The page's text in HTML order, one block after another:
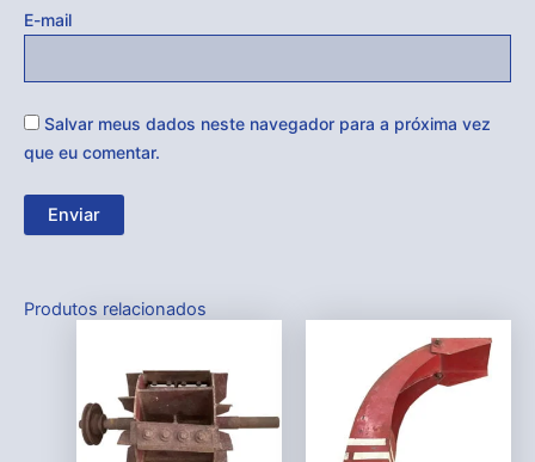
E-mail
Salvar meus dados neste navegador para a próxima vez
que eu comentar.
Produtos relacionados